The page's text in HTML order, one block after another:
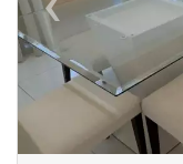
Previous